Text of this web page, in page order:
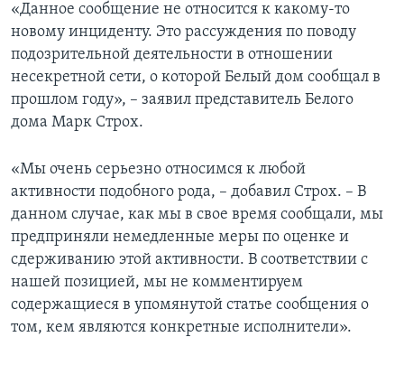
«Данное сообщение не относится к какому-то
новому инциденту. Это рассуждения по поводу
подозрительной деятельности в отношении
несекретной сети, о которой Белый дом сообщал в
прошлом году», – заявил представитель Белого
дома Марк Строх.
«Мы очень серьезно относимся к любой
активности подобного рода, – добавил Строх. – В
данном случае, как мы в свое время сообщали, мы
предприняли немедленные меры по оценке и
сдерживанию этой активности. В соответствии с
нашей позицией, мы не комментируем
содержащиеся в упомянутой статье сообщения о
том, кем являются конкретные исполнители».